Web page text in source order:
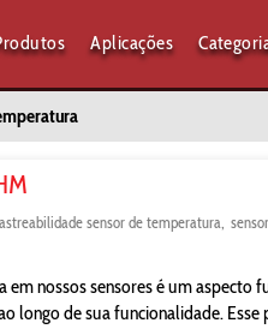
Aplicações
sensor de temperatura
nossos sensores é um aspecto
longo de sua funcionalidade. Esse